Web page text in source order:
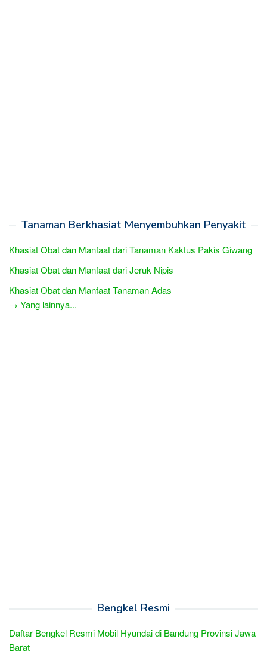
Tanaman Berkhasiat Menyembuhkan Penyakit
Khasiat Obat dan Manfaat dari Tanaman Kaktus Pakis Giwang
Khasiat Obat dan Manfaat dari Jeruk Nipis
Khasiat Obat dan Manfaat Tanaman Adas
→ Yang lainnya...
Bengkel Resmi
Daftar Bengkel Resmi Mobil Hyundai di Bandung Provinsi Jawa
Barat